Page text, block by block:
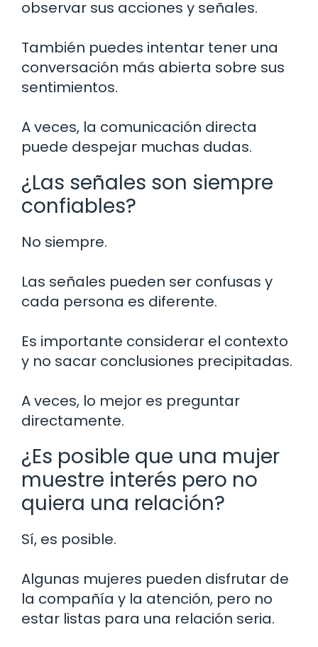
observar sus acciones y señales.
También puedes intentar tener una
conversación más abierta sobre sus
sentimientos.
A veces, la comunicación directa
puede despejar muchas dudas.
¿Las señales son siempre
confiables?
No siempre.
Las señales pueden ser confusas y
cada persona es diferente.
Es importante considerar el contexto
y no sacar conclusiones precipitadas.
A veces, lo mejor es preguntar
directamente.
¿Es posible que una mujer
muestre interés pero no
quiera una relación?
Sí, es posible.
Algunas mujeres pueden disfrutar de
la compañía y la atención, pero no
estar listas para una relación seria.